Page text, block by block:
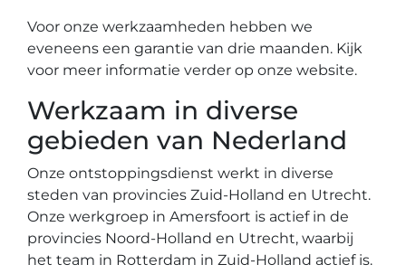
Voor onze werkzaamheden hebben we
eveneens een garantie van drie maanden. Kijk
voor meer informatie verder op onze website.
Werkzaam in diverse
gebieden van Nederland
Onze ontstoppingsdienst werkt in diverse
steden van provincies Zuid-Holland en Utrecht.
Onze werkgroep in Amersfoort is actief in de
provincies Noord-Holland en Utrecht, waarbij
het team in Rotterdam in Zuid-Holland actief is.